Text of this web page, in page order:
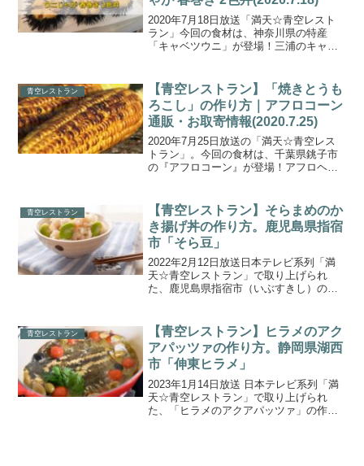
2020年7月18日放送「満天☆青空レスト
ラン」今回の食材は、神奈川県の特産
「キャベツウニ」が登場！三浦のキャベ
ケ再開・県外ロケで久々のゲスト ケンド
ーコバヤシさんをお...
青空レストラン
【青空レストラン】「焼きとうも
ろこし」の作り方｜アフロコーン
通販・お取寄情報(2020.7.25)
2020年7月25日放送の「満天☆青空レス
トラン」。今回の食材は、千葉県銚子市
の『アフロコーン』が登場！アフロヘア
にボリューミーなとうもろこし。生でも
食べることができて...
青空レストラン
【青空レストラン】そらまめのか
き揚げ丼の作り方。鹿児島県指宿
市「そら豆」
2022年2月12日放送日本テレビ系列「満
天☆青空レストラン」で取り上げられ
た、鹿児島県指宿市（いぶすきし）の
す。今回の食材は、鹿児島県指宿市の
『そら豆』です。今回の名人...
青空レストラン
【青空レストラン】ヒラメのアク
アパッツァの作り方。静岡県湖西
市「伸東ヒラメ」
2023年1月14日放送 日本テレビ系列「満
天☆青空レストラン」で取り上げられ
た、「ヒラメのアクアパッツァ」の作り